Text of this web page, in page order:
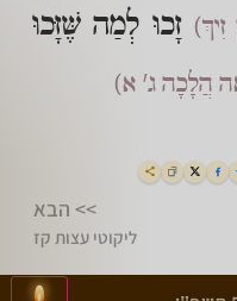
זָכוּ לְמַה שֶּׁזָּכוּ
הֲלָכָה ג' א)
>> הבא
ליקוטי עצות קז
>